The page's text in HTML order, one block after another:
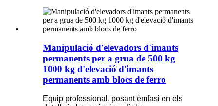
Manipulació d'elevadors d'imants
permanents per a grua de 500 kg
1000 kg d'elevació d'imants
permanents amb blocs de ferro
Equip professional, posant èmfasi en els